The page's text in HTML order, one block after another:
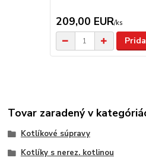
209,00 EUR/ks
Tovar zaradený v
Kotlíkové súpravy
Kotlíky s nerez. kotlinou